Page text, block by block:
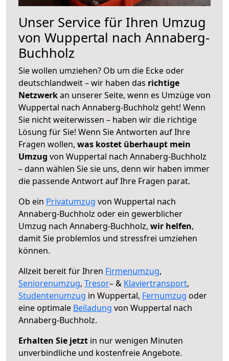
Unser Service für Ihren Umzug
von Wuppertal nach Annaberg-
Buchholz
Sie wollen umziehen? Ob um die Ecke oder
deutschlandweit – wir haben das richtige
Netzwerkan unserer Seite, wenn es Umzüge von
Wuppertal nach Annaberg-Buchholz geht! Wenn
Sie nicht weiterwissen – haben wir die richtige
Lösung für Sie! Wenn Sie Antworten auf Ihre
Fragen wollen, was kostet überhaupt mein
Umzug von Wuppertal nach Annaberg-Buchholz
– dann wählen Sie sie uns, denn wir haben immer
die passende Antwort auf Ihre Fragen parat.
Ob ein Privatumzug von Wuppertal nach
Annaberg-Buchholz oder ein gewerblicher
Umzug nach Annaberg-Buchholz, wir helfen,
damit Sie problemlos und stressfrei umziehen
können.
Allzeit bereit für Ihren Firmenumzug,
Seniorenumzug, Tresor– & Klaviertransport,
Studentenumzug in Wuppertal, Fernumzug oder
eine optimale Beiladung von Wuppertal nach
Annaberg-Buchholz.
Erhalten Sie jetzt in nur wenigen Minuten
unverbindliche und kostenfreie Angebote.